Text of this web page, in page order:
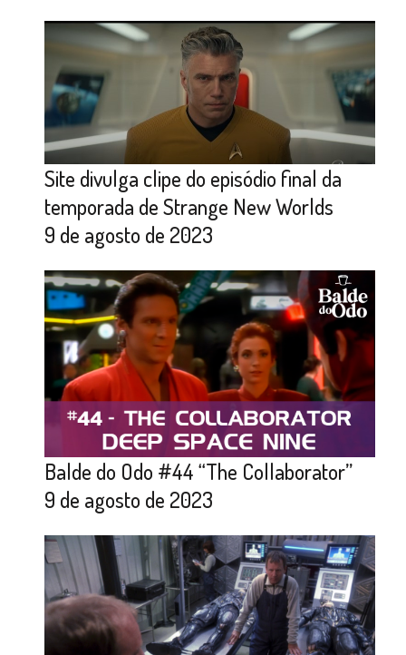
Site divulga clipe do episódio final da
temporada de Strange New Worlds
9 de agosto de 2023
Balde do Odo #44 “The Collaborator”
9 de agosto de 2023